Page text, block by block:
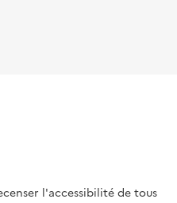
l'accessibilité de tous